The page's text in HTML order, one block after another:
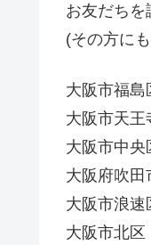
お友だちを
(その方に
大阪市福
大阪市天
大阪市中
大阪府吹
大阪市浪
大阪市北